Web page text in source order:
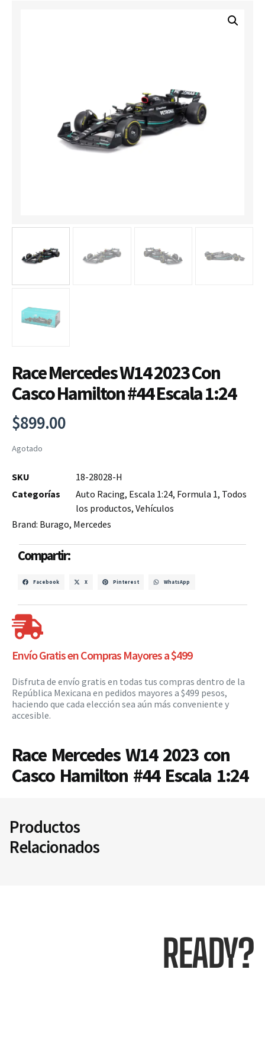
Race Mercedes W14 2023 Con
Casco Hamilton #44 Escala 1:24
$899.00
Agotado
SKU
18-28028-H
Categorías
Auto Racing, Escala 1:24, Formula 1, Todos
los productos, Vehículos
Brand: Burago, Mercedes
Compartir:
Facebook X Pinterest WhatsApp
Envío Gratis en Compras Mayores a $499
Disfruta de envío gratis en todas tus compras dentro de la
República Mexicana en pedidos mayores a $499 pesos,
haciendo que cada elección sea aún más conveniente y
accesible.
Race Mercedes W14 2023 con
Casco Hamilton #44 Escala 1:24
Productos
Relacionados
READY?